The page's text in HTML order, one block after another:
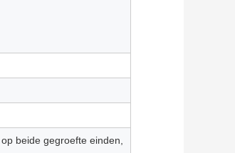
beide gegroefte einden,